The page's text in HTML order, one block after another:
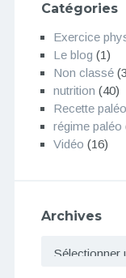
Catégories
Exercice
Le blog (1)
Non classé
nutrition (40)
Recette paléo
régime paléo
Vidéo (16)
Archives